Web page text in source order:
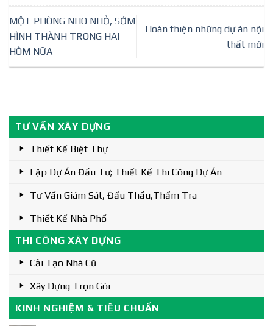
MỘT PHÒNG NHO NHỎ, SỚM
HÌNH THÀNH TRONG HAI
HÔM NỮA
Hoàn thiện những dự án nội
thất mới
TƯ VẤN XÂY DỰNG
Thiết Kế Biệt Thự
Lập Dự Án Đầu Tư; Thiết Kế Thi Công Dự Án
Tư Vấn Giám Sát, Đấu Thầu,thẩm Tra
Thiết Kế Nhà Phố
THI CÔNG XÂY DỰNG
Cải Tạo Nhà Cũ
Xây Dựng Trọn Gói
KINH NGHIỆM & TIÊU CHUẨN